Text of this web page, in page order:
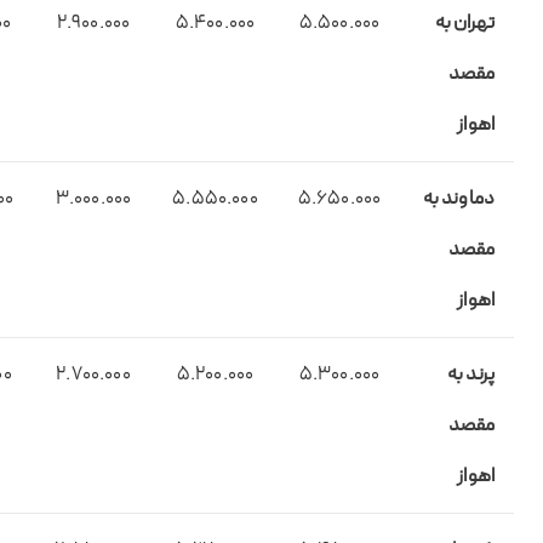
تهران به
مقصد
اهواز
5.500.000
5.400.000
2.900.000
دماوندبه
مقصد
اهواز
5.650.000
5.550.000
3.000.000
پرندبه
مقصد
اهواز
5.300.000
5.200.000
2.700.000